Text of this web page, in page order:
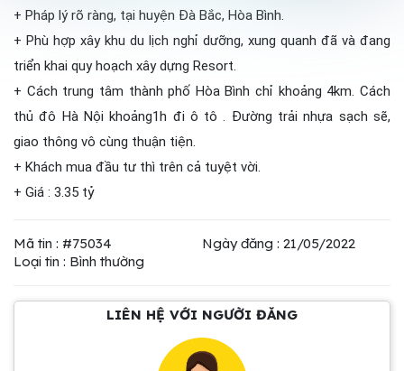
+ Pháp lý rõ ràng, tại huyện Đà Bắc, Hòa Bình.
+ Phù hợp xây khu du lịch nghỉ dưỡng, xung quanh đã và đang
triển khai quy hoạch xây dựng Resort.
+ Cách trung tâm thành phố Hòa Bình chỉ khoảng 4km. Cách
thủ đô Hà Nội khoảng1h đi ô tô . Đường trải nhựa sạch sẽ,
giao thông vô cùng thuận tiện.
+ Khách mua đầu tư thì trên cả tuyệt vời.
+ Giá : 3.35 tỷ
Mã tin : #75034
Ngày đăng : 21/05/2022
Loại tin : Bình thường
LIÊN HỆ VỚI NGƯỜI ĐĂNG